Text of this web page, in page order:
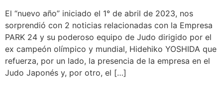
El “nuevo año” iniciado el 1° de abril de 2023, nos
sorprendió con 2 noticias relacionadas con la Empresa
PARK 24 y su poderoso equipo de Judo dirigido por el
ex campeón olímpico y mundial, Hidehiko YOSHIDA que
refuerza, por un lado, la presencia de la empresa en el
Judo Japonés y, por otro, el […]